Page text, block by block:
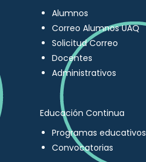
Alumnos
Correo Alumnos UAQ
Solicitud Correo
Docentes
Administrativos
Educación Continua
Programas educativos
Convocatorias